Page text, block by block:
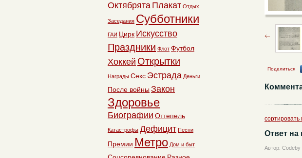
Поделиться
Ответ на
Автор: Codeby
Октябрята Плакат Отдых
Заседания Субботники
ГАИ Цирк Искусство
Праздники Флот Футбол
Хоккей Открытки
Награды Секс Эстрада Деньги
После войны Закон
Здоровье
Биографии Оттепель
Катастрофы Дефицит Песни
Премии Метро Дом и быт